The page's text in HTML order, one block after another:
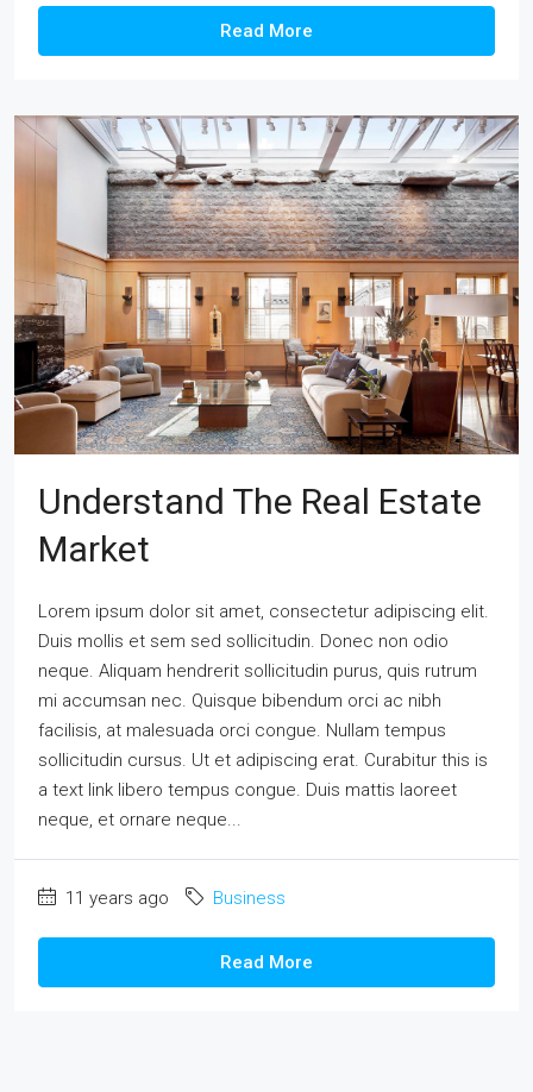
Read More
Understand The Real Estate
Market
Lorem ipsum dolor sit amet, consectetur adipiscing elit.
Duis mollis et sem sed sollicitudin. Donec non odio
neque. Aliquam hendrerit sollicitudin purus, quis rutrum
mi accumsan nec. Quisque bibendum orci ac nibh
facilisis, at malesuada orci congue. Nullam tempus
sollicitudin cursus. Ut et adipiscing erat. Curabitur this is
a text link libero tempus congue. Duis mattis laoreet
neque, et ornare neque...
11 years ago Business
Read More